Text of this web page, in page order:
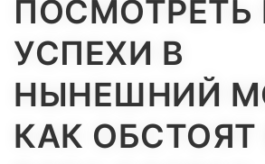
УСПЕХИ В
НЫНЕШНИЙ
КАК ОБСТОЯТ